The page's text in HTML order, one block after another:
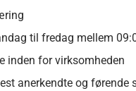
til fredag mellem
inden for virksomheden
anerkendte og